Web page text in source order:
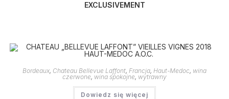
EXCLUSIVEMENT
Bordeaux, Chateau Bellevue Laffont, Francja, Haut-Medoc, wina
czerwone, wina spokojne, wytrawny
Dowiedz się więcej